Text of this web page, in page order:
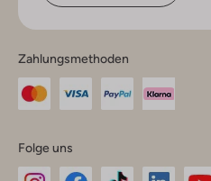
Zahlungsmethoden
Folge uns